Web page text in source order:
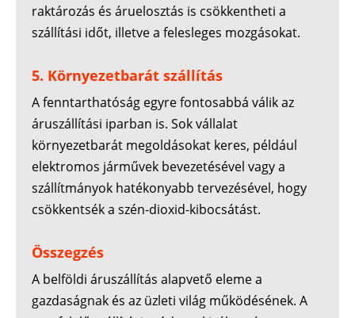
raktározás és áruelosztás is csökkentheti a
szállítási időt, illetve a felesleges mozgásokat.
5. Környezetbarát szállítás
A fenntarthatóság egyre fontosabbá válik az
áruszállítási iparban is. Sok vállalat
környezetbarát megoldásokat keres, például
elektromos járművek bevezetésével vagy a
szállítmányok hatékonyabb tervezésével, hogy
csökkentsék a szén-dioxid-kibocsátást.
Összegzés
A belföldi áruszállítás alapvető eleme a
gazdaságnak és az üzleti világ működésének. A